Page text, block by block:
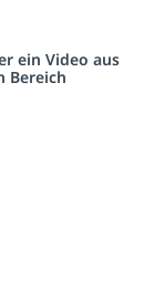
ein Video aus
Bereich